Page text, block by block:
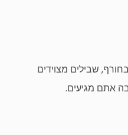
שבילים מצוידים
אתם מגיעים.